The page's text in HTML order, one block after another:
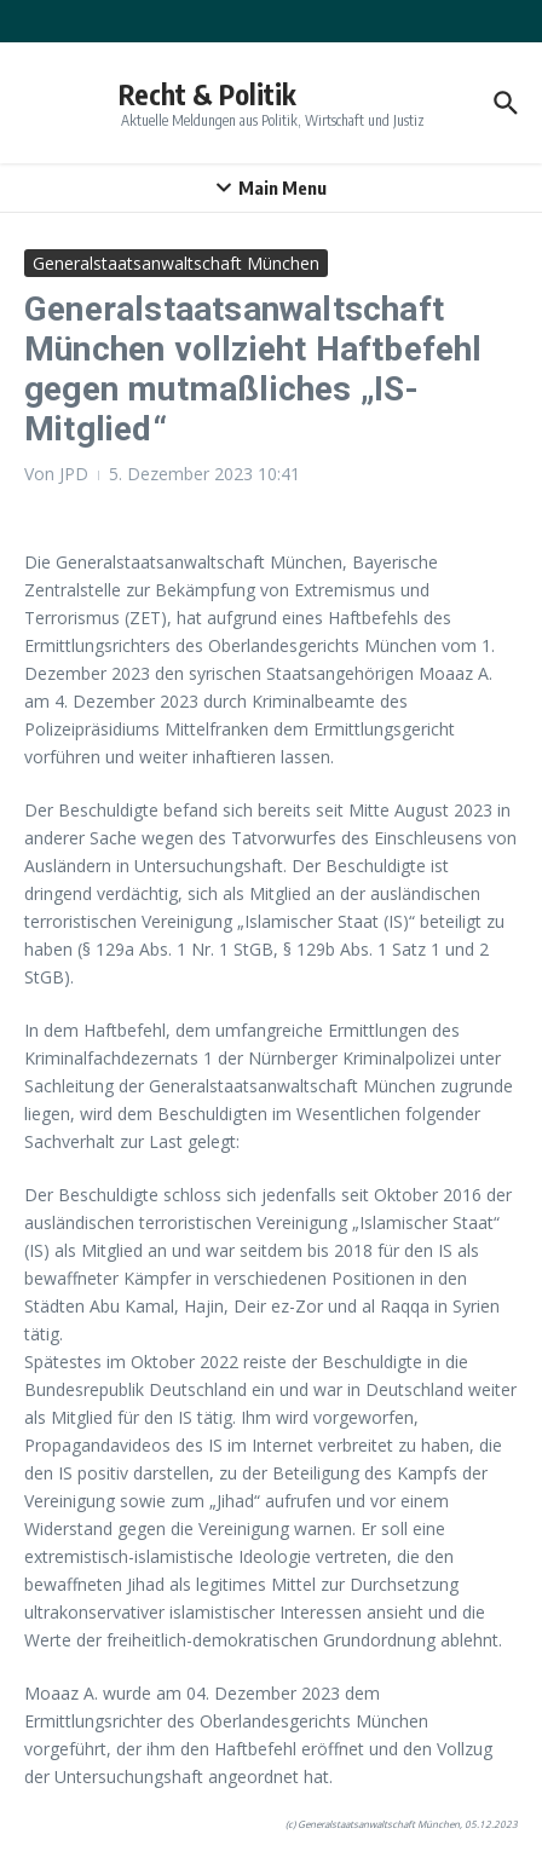
Recht & Politik
Aktuelle Meldungen aus Politik, Wirtschaft und Justiz
Main Menu
Generalstaatsanwaltschaft München
Generalstaatsanwaltschaft
München vollzieht Haftbefehl
gegen mutmaßliches „IS-
Mitglied“
Von JPD 5. Dezember 2023 10:41
Die Generalstaatsanwaltschaft München, Bayerische
Zentralstelle zur Bekämpfung von Extremismus und
Terrorismus (ZET), hat aufgrund eines Haftbefehls des
Ermittlungsrichters des Oberlandesgerichts München vom 1.
Dezember 2023 den syrischen Staatsangehörigen Moaaz A.
am 4. Dezember 2023 durch Kriminalbeamte des
Polizeipräsidiums Mittelfranken dem Ermittlungsgericht
vorführen und weiter inhaftieren lassen.
Der Beschuldigte befand sich bereits seit Mitte August 2023 in
anderer Sache wegen des Tatvorwurfes des Einschleusens von
Ausländern in Untersuchungshaft. Der Beschuldigte ist
dringend verdächtig, sich als Mitglied an der ausländischen
terroristischen Vereinigung „Islamischer Staat (IS)“ beteiligt zu
haben (§ 129a Abs. 1 Nr. 1 StGB, § 129b Abs. 1 Satz 1 und 2
StGB).
In dem Haftbefehl, dem umfangreiche Ermittlungen des
Kriminalfachdezernats 1 der Nürnberger Kriminalpolizei unter
Sachleitung der Generalstaatsanwaltschaft München zugrunde
liegen, wird dem Beschuldigten im Wesentlichen folgender
Sachverhalt zur Last gelegt:
Der Beschuldigte schloss sich jedenfalls seit Oktober 2016 der
ausländischen terroristischen Vereinigung „Islamischer Staat“
(IS) als Mitglied an und war seitdem bis 2018 für den IS als
bewaffneter Kämpfer in verschiedenen Positionen in den
Städten Abu Kamal, Hajin, Deir ez-Zor und al Raqqa in Syrien
tätig.
Spätestes im Oktober 2022 reiste der Beschuldigte in die
Bundesrepublik Deutschland ein und war in Deutschland weiter
als Mitglied für den IS tätig. Ihm wird vorgeworfen,
Propagandavideos des IS im Internet verbreitet zu haben, die
den IS positiv darstellen, zu der Beteiligung des Kampfs der
Vereinigung sowie zum „Jihad“ aufrufen und vor einem
Widerstand gegen die Vereinigung warnen. Er soll eine
extremistisch-islamistische Ideologie vertreten, die den
bewaffneten Jihad als legitimes Mittel zur Durchsetzung
ultrakonservativer islamistischer Interessen ansieht und die
Werte der freiheitlich-demokratischen Grundordnung ablehnt.
Moaaz A. wurde am 04. Dezember 2023 dem
Ermittlungsrichter des Oberlandesgerichts München
vorgeführt, der ihm den Haftbefehl eröffnet und den Vollzug
der Untersuchungshaft angeordnet hat.
(c) Generalstaatsanwaltschaft München, 05.12.2023